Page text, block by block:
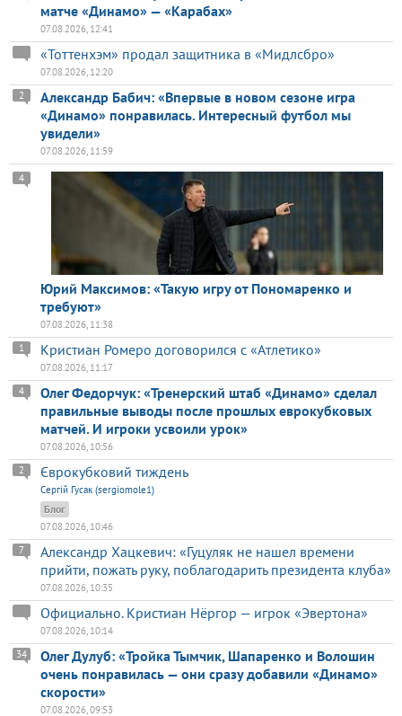
матче «Динамо» — «Карабах»
07.08.2026, 12:41
«Тоттенхэм» продал защитника в «Мидлсбро»
07.08.2026, 12:20
Александр Бабич: «Впервые в новом сезоне игра
«Динамо» понравилась. Интересный футбол мы
увидели»
2
07.08.2026, 11:59
Юрий Максимов: «Такую игру от Пономаренко и
требуют»
4
07.08.2026, 11:38
Кристиан Ромеро договорился с «Атлетико»
1
07.08.2026, 11:17
Олег Федорчук: «Тренерский штаб «Динамо» сделал
правильные выводы после прошлых еврокубковых
матчей. И игроки усвоили урок»
4
07.08.2026, 10:56
Єврокубковий тиждень
2
Сергій Гусак (sergiomole1)
Блог
07.08.2026, 10:46
Александр Хацкевич: «Гуцуляк не нашел времени
прийти, пожать руку, поблагодарить президента клуба»
7
07.08.2026, 10:35
Официально. Кристиан Нёргор — игрок «Эвертона»
07.08.2026, 10:14
Олег Дулуб: «Тройка Тымчик, Шапаренко и Волошин
очень понравилась — они сразу добавили «Динамо»
скорости»
34
07.08.2026, 09:53